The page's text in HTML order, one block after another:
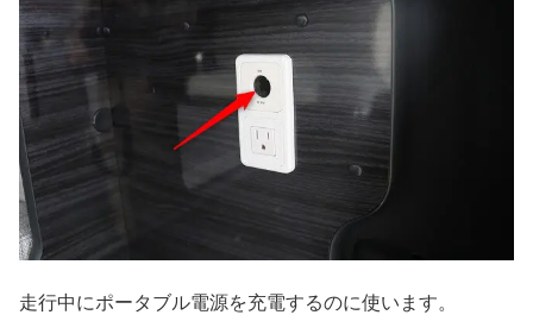
走行中にポータブル電源を充電するのに使います。